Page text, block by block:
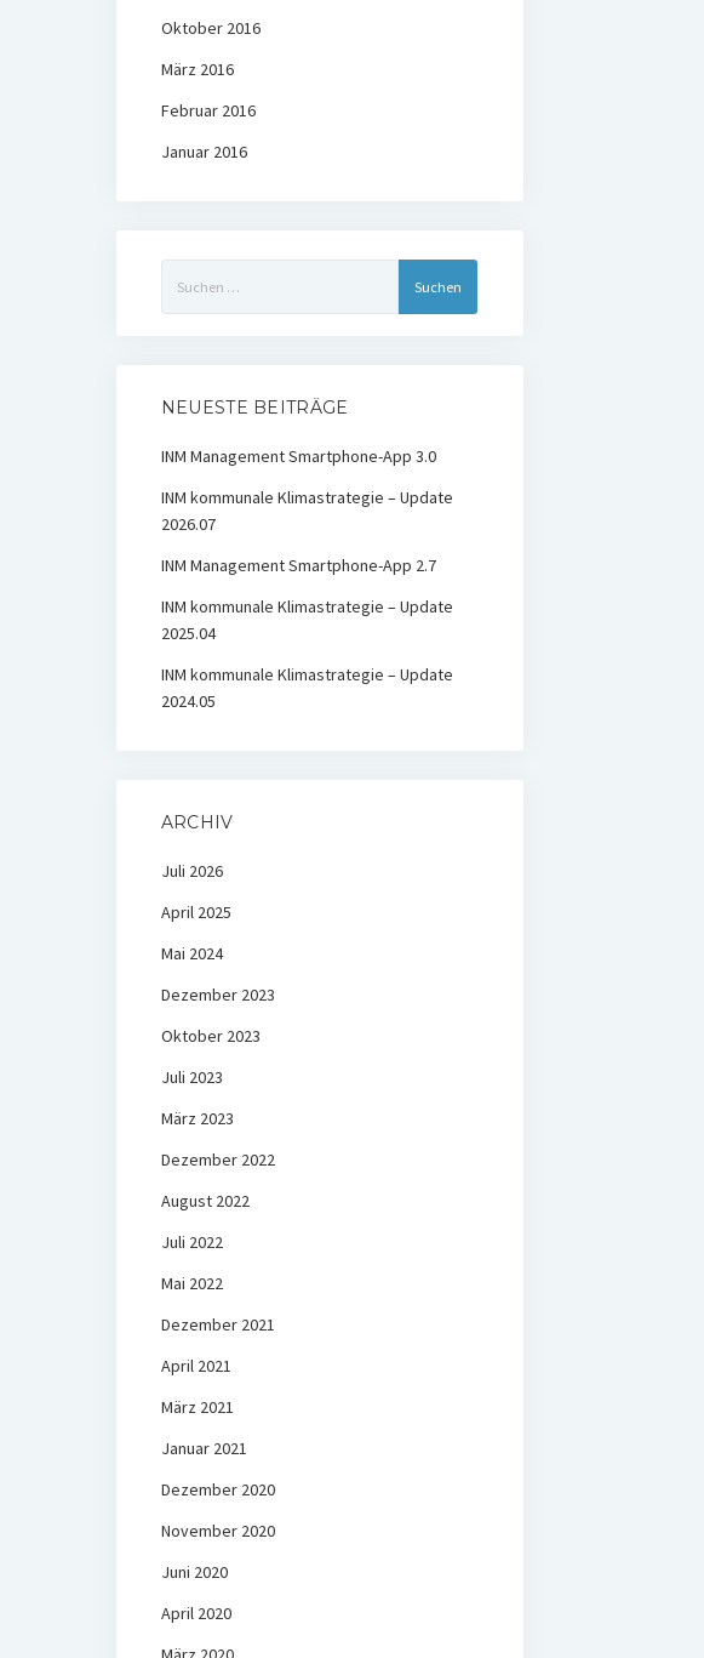
Oktober 2016
März 2016
Februar 2016
Januar 2016
nach:
NEUESTE BEITRÄGE
INM Management Smartphone-App 3.0
INM kommunale Klimastrategie – Update
2026.07
INM Management Smartphone-App 2.7
INM kommunale Klimastrategie – Update
2025.04
INM kommunale Klimastrategie – Update
2024.05
ARCHIV
Juli 2026
April 2025
Mai 2024
Dezember 2023
Oktober 2023
Juli 2023
März 2023
Dezember 2022
August 2022
Juli 2022
Mai 2022
Dezember 2021
April 2021
März 2021
Januar 2021
Dezember 2020
November 2020
Juni 2020
April 2020